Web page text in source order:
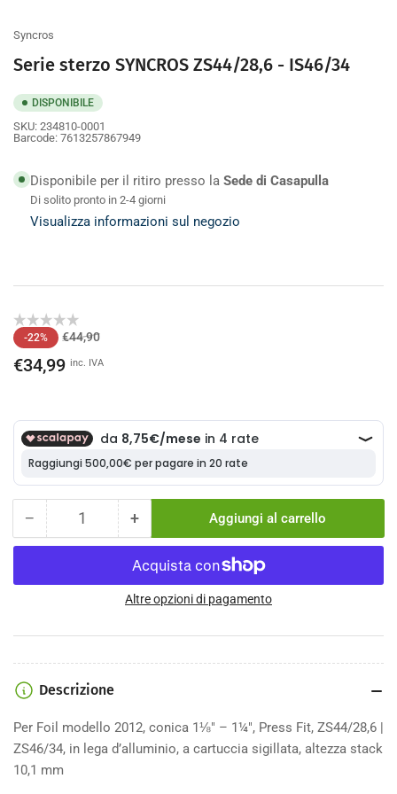
Syncros
Serie sterzo SYNCROS ZS44/28,6 - IS46/34
DISPONIBILE
SKU: 234810-0001
Barcode: 7613257867949
Disponibile per il ritiro presso la Sede di Casapulla
Di solito pronto in 2-4 giorni
Visualizza informazioni sul negozio
Prezzo
di
listino
-22% €44,90Prezzo
scontato
€34,99 inc. IVA
− Diminuisci
la
per
SYNCROS
IS46/34
Quantità +Aumenta
la
quantità
per
Serie
SYNCROS
Aggiungi al carrello
Altre opzioni di pagamento
Descrizione
Per Foil modello 2012, conica 1⅛" – 1¼", Press Fit, ZS44/28,6 |
ZS46/34, in lega d’alluminio, a cartuccia sigillata, altezza stack
10,1 mm